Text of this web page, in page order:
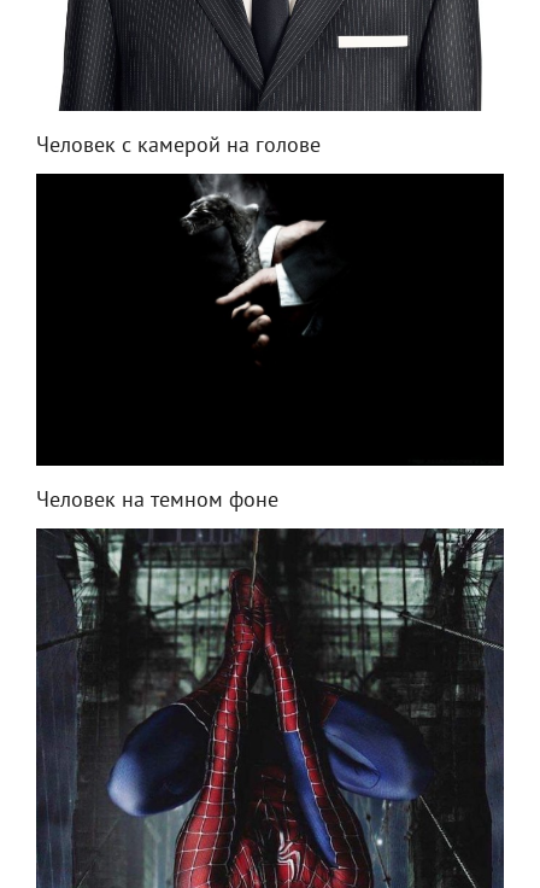
Человек с камерой на голове
Человек на темном фоне